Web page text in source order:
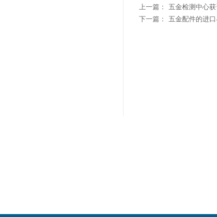
上一篇：
五金检测中心
下一篇：
五金配件的进